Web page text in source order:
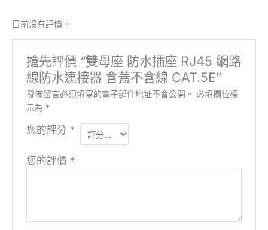
目前沒有評價。
搶先評價 “雙母座 防水插座 RJ45 網路
線防水連接器 含蓋不含線 CAT.5E”
發佈留言必須填寫的電子郵件地址不會公開。 必填欄位標
示為 *
您的評分 *
您的評價 *